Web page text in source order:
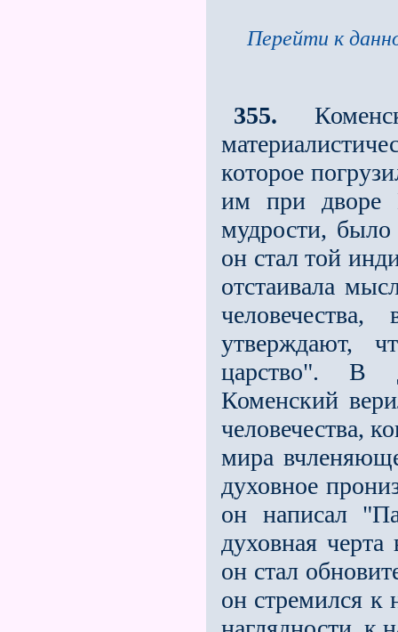
Перейти к
355.
которое
им при дворе
мудрости,
он стал той
отстаивала
утверждают,
царство". В
Коменский
человечества,
мира
духовное
он написал
духовная
он стал
он стремился к